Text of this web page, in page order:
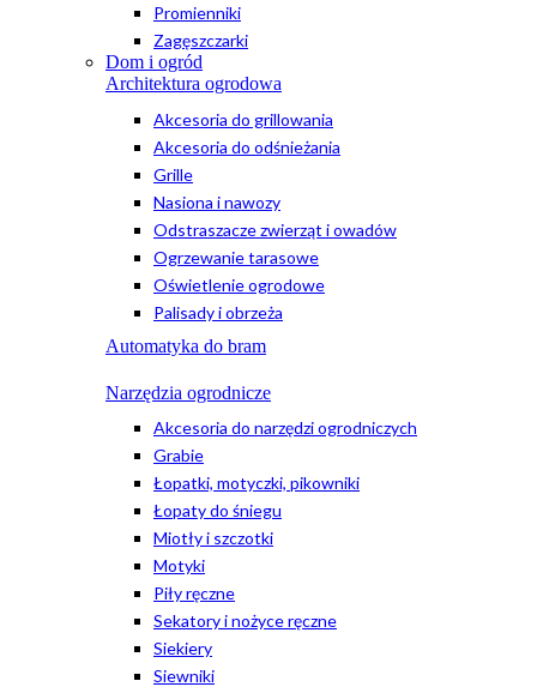
Promienniki
Zagęszczarki
Dom i ogród
Architektura ogrodowa
Akcesoria do grillowania
Akcesoria do odśnieżania
Grille
Nasiona i nawozy
Odstraszacze zwierząt i owadów
Ogrzewanie tarasowe
Oświetlenie ogrodowe
Palisady i obrzeża
Automatyka do bram
Narzędzia ogrodnicze
Akcesoria do narzędzi ogrodniczych
Grabie
Łopatki, motyczki, pikowniki
Łopaty do śniegu
Miotły i szczotki
Motyki
Piły ręczne
Sekatory i nożyce ręczne
Siekiery
Siewniki